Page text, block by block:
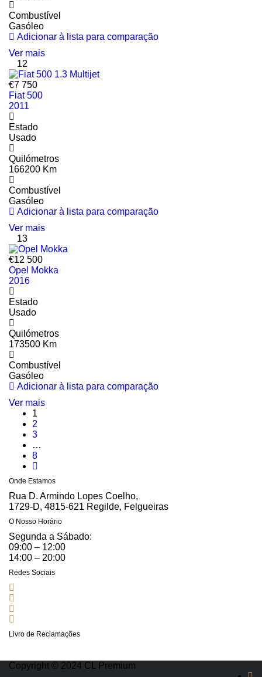
Combustível
Gasóleo
Adicionar à lista para comparação
Ver mais
12
€7 750
Fiat 500
2011
Estado
Usado
Quilómetros
166200 Km
Combustível
Gasóleo
Adicionar à lista para comparação
Ver mais
13
€12 500
Opel Mokka
2016
Estado
Usado
Quilómetros
173500 Km
Combustível
Gasóleo
Adicionar à lista para comparação
Ver mais
1
2
3
…
8
Onde Estamos
Rua D. Armindo Lopes Coelho,
1729-D, 4815-621 Regilde, Felgueiras
O Nosso Horário
Segunda a Sábado:
09:00 – 12:00
14:00 – 20:00
Redes Sociais
Livro de Reclamações
Copyright © 2024 CL Premium